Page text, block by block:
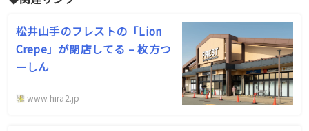
松井山手のフレストの「Lion
Crepe」が閉店してる – 枚方つ
ーしん
www.hira2.jp